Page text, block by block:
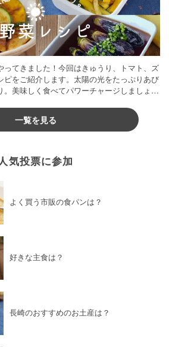
ってきました！今回はきゅうり、トマト、ズ
ピをご紹介します。太陽の光をたっぷりあび
。美味しく食べてパワーチャージしましょう
一覧を見る
気投票に参加
よく買う市販の食パンは？
好きな主食は？
長崎のおすすめのお土産は？